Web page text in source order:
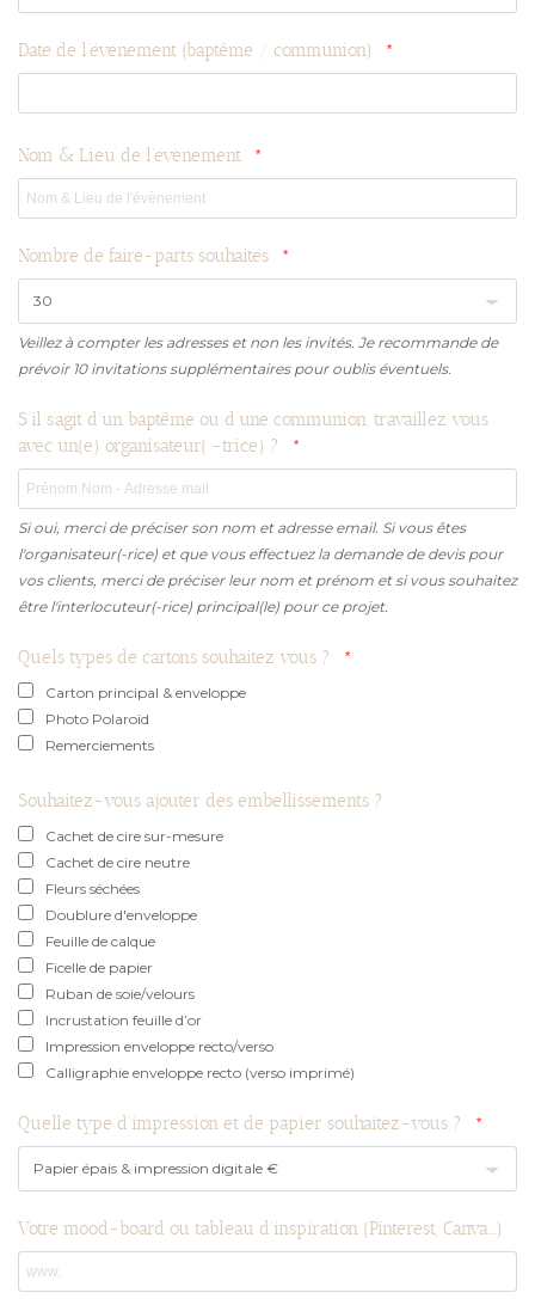
Date de l'événement (baptême / communion)
Nom & Lieu de l'évènement
Nombre de faire-parts souhaités
Veillez à compter les adresses et non les invités. Je recommande de
prévoir 10 invitations supplémentaires pour oublis éventuels.
S'il s'agit d'un baptême ou d'une communion, travaillez vous
avec un(e) organisateur( -trice) ?
Si oui, merci de préciser son nom et adresse email. Si vous êtes
l'organisateur(-rice) et que vous effectuez la demande de devis pour
vos clients, merci de préciser leur nom et prénom et si vous souhaitez
être l'interlocuteur(-rice) principal(le) pour ce projet.
Quels types de cartons souhaitez vous ?
Carton principal & enveloppe
Photo Polaroïd
Remerciements
Souhaitez-vous ajouter des embellissements ?
Cachet de cire sur-mesure
Cachet de cire neutre
Fleurs séchées
Doublure d'enveloppe
Feuille de calque
Ficelle de papier
Ruban de soie/velours
Incrustation feuille d’or
Impression enveloppe recto/verso
Calligraphie enveloppe recto (verso imprimé)
Quelle type d'impression et de papier souhaitez-vous ?
Votre mood-board ou tableau d'inspiration (Pinterest, Canva...)